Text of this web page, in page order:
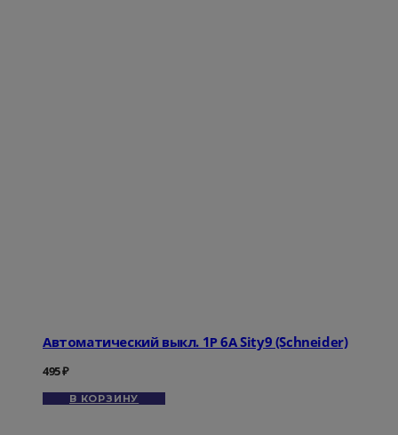
Автоматический выкл. 1Р 6А Sity9 (Schneider)
495₽
В КОРЗИНУ